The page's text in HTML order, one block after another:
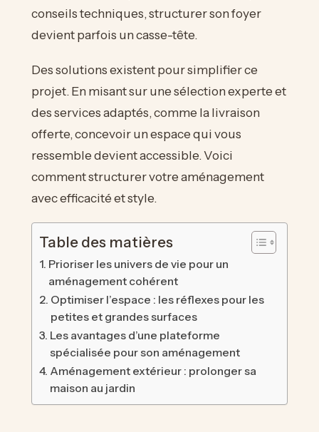
conseils techniques, structurer son foyer
devient parfois un casse-tête.
Des solutions existent pour simplifier ce
projet. En misant sur une sélection experte et
des services adaptés, comme la livraison
offerte, concevoir un espace qui vous
ressemble devient accessible. Voici
comment structurer votre aménagement
avec efficacité et style.
Table des matières
Prioriser les univers de vie pour un
aménagement cohérent
Optimiser l’espace : les réflexes pour les
petites et grandes surfaces
Les avantages d’une plateforme
spécialisée pour son aménagement
Aménagement extérieur : prolonger sa
maison au jardin